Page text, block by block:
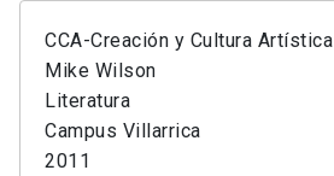
CCA-Creación y Cultura Artística
Mike Wilson
Literatura
Campus Villarrica
2011